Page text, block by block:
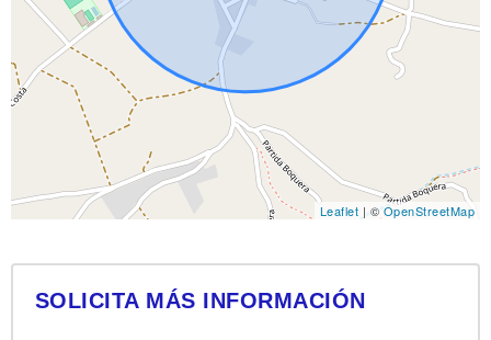
Leaflet | © OpenStreetMap
SOLICITA MÁS INFORMACIÓN